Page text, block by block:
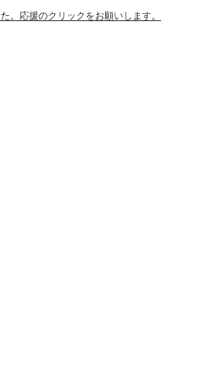
。応援のクリックをお願いします。